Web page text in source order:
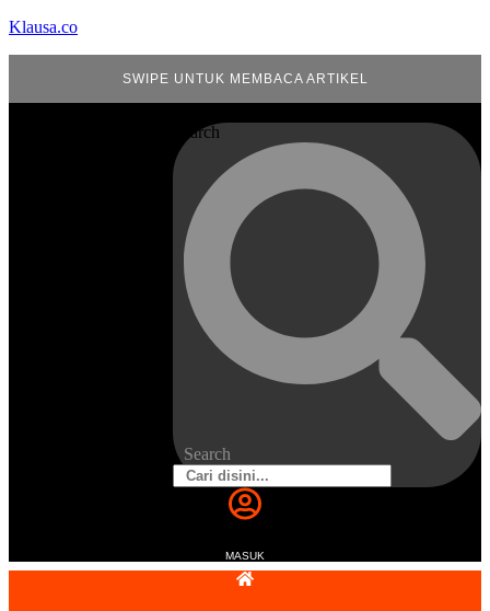
Klausa.co
SWIPE UNTUK MEMBACA ARTIKEL
Search
Search
MASUK